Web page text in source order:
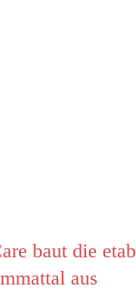
baut die
aus